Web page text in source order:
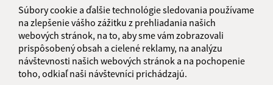
Súbory cookie a ďalšie technológie sledovania používame
na zlepšenie vášho zážitku z prehliadania našich
webových stránok, na to, aby sme vám zobrazovali
prispôsobený obsah a cielené reklamy, na analýzu
návštevnosti našich webových stránok a na pochopenie
toho, odkiaľ naši návštevníci prichádzajú.